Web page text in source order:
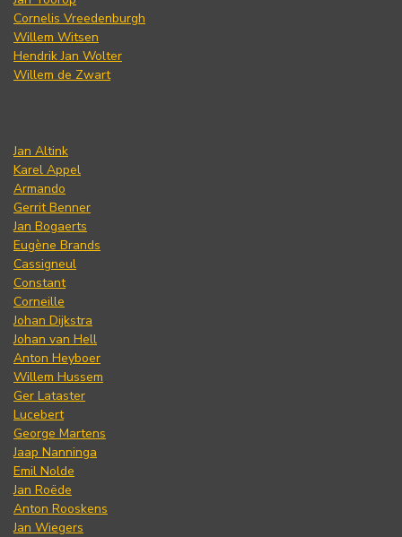
Cornelis Vreedenburgh
Willem Witsen
Hendrik Jan Wolter
Willem de Zwart
Jan Altink
Karel Appel
Armando
Gerrit Benner
Jan Bogaerts
Eugène Brands
Cassigneul
Constant
Corneille
Johan Dijkstra
Johan van Hell
Anton Heyboer
Willem Hussem
Ger Lataster
Lucebert
George Martens
Jaap Nanninga
Emil Nolde
Jan Roëde
Anton Rooskens
Jan Wiegers